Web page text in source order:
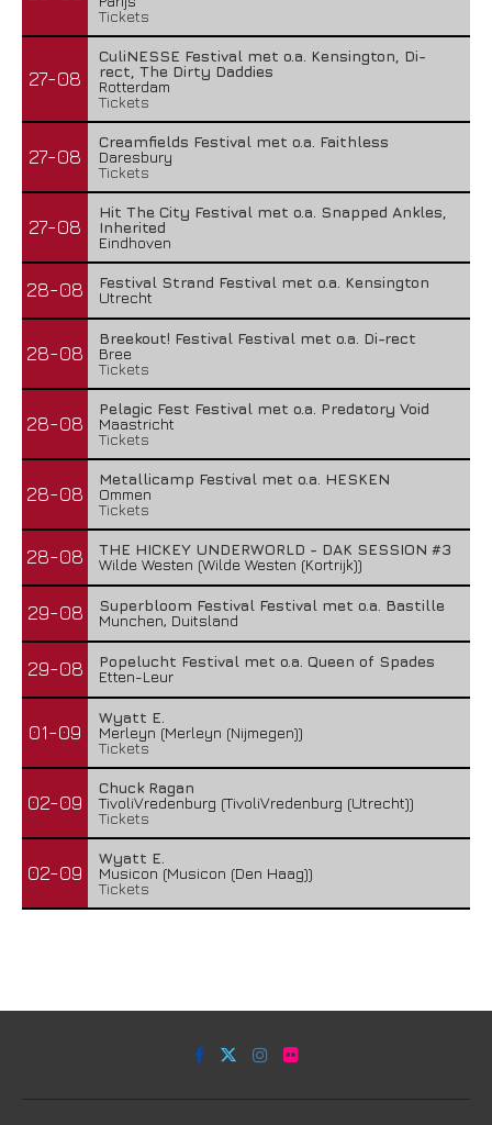
Tickets
27-08
CuliNESSE Festival met o.a. Kensington, Di-
rect, The Dirty Daddies
Rotterdam
Tickets
27-08
Creamfields Festival met o.a. Faithless
Daresbury
Tickets
27-08
Hit The City Festival met o.a. Snapped Ankles,
Inherited
Eindhoven
28-08
Festival Strand Festival met o.a. Kensington
Utrecht
28-08
Breekout! Festival Festival met o.a. Di-rect
Bree
Tickets
28-08
Pelagic Fest Festival met o.a. Predatory Void
Maastricht
Tickets
28-08
Metallicamp Festival met o.a. HESKEN
Ommen
Tickets
28-08
THE HICKEY UNDERWORLD - DAK SESSION #3
Wilde Westen (Wilde Westen (Kortrijk))
29-08
Superbloom Festival Festival met o.a. Bastille
Munchen, Duitsland
29-08
Popelucht Festival met o.a. Queen of Spades
Etten-Leur
01-09
Wyatt E.
Merleyn (Merleyn (Nijmegen))
Tickets
02-09
Chuck Ragan
TivoliVredenburg (TivoliVredenburg (Utrecht))
Tickets
02-09
Wyatt E.
Musicon (Musicon (Den Haag))
Tickets